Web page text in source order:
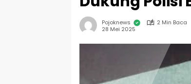
Pojoknews
2 Min Baca
28 Mei 2025